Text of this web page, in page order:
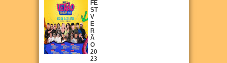
FE
ST
V
E
R
Ã
O
20
23